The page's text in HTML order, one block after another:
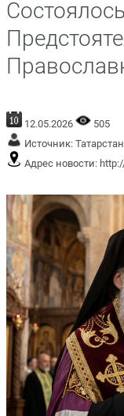
12.05.2026
505
Источник:
Адрес новости: